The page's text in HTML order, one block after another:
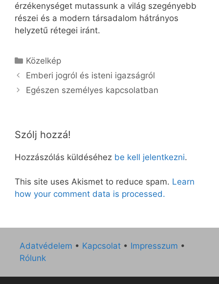
érzékenységet mutassunk a világ szegényebb
részei és a modern társadalom hátrányos
helyzetű rétegei iránt.
Kategória
Közelkép
Emberi jogról és isteni igazságról
Egészen személyes kapcsolatban
Szólj hozzá!
Hozzászólás küldéséhez be kell jelentkezni.
This site uses Akismet to reduce spam. Learn
how your comment data is processed.
Adatvédelem • Kapcsolat • Impresszum •
Rólunk